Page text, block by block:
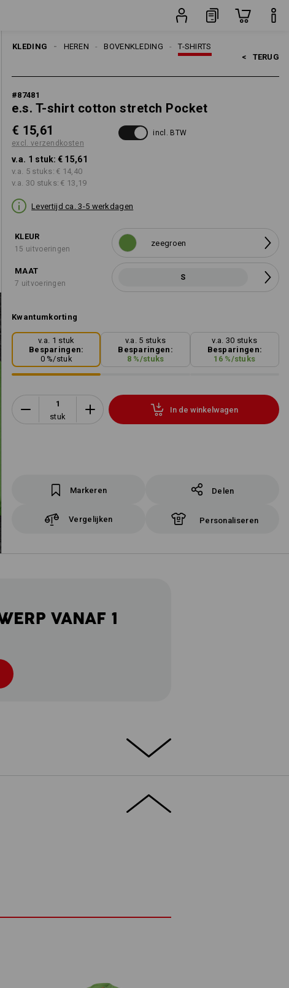
KLEDING T-SHIRTS
BOVENKLEDING
HEREN
< TERUG
#87481
e.s. T-shirt cotton stretch Pocket
€ 15,61
excl. verzendkosten
incl. BTW
v.a. 1 stuk: € 15,61
v.a. 5 stuks: € 14,40
v.a. 30 stuks: € 13,19
Levertijd ca. 3-5 werkdagen
KLEUR
15 uitvoeringen
zeegroen
MAAT
7 uitvoeringen
S
Kwantumkorting
v.a. 1 stuk
Besparingen:
0%/stuk
v.a. 5 stuks
Besparingen:
8 %/stuks
v.a. 30 stuks
Besparingen:
16%/stuks
stuk
In de winkelwagen
Markeren Delen
Vergelijken Personaliseren
VANAF 1